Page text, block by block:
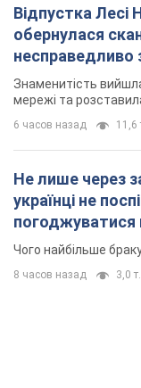
Відпустка Лесі
обернулася
несправедливо
Знаменитість
мережі та
6 часов назад 11,6
Не лише через
українці не
погоджуватися
Чого найбільше
8 часов назад 3,0 т.